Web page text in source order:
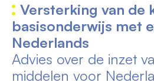
Versterking van de
basisonderwijs met
Nederlands
Advies over de inzet
middelen voor